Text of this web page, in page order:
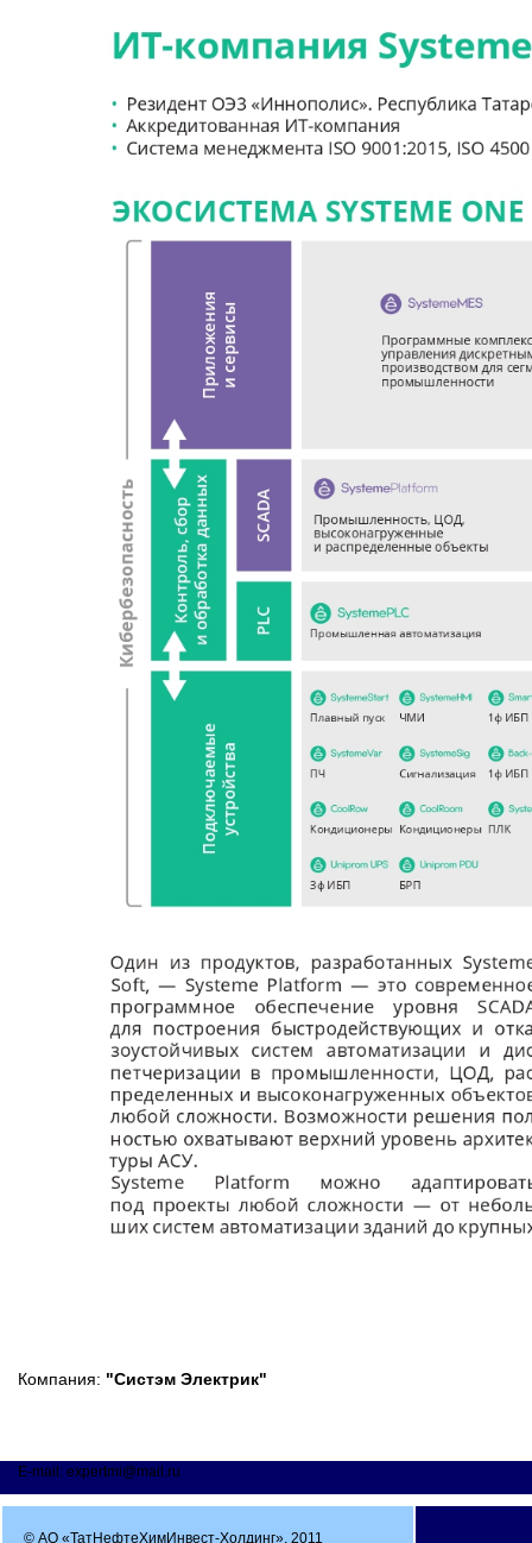
Компания: "Систэм Электрик"
E-mail: expertmi@mail.ru
© АО «ТатНефтеХимИнвест-Холдинг», 2011